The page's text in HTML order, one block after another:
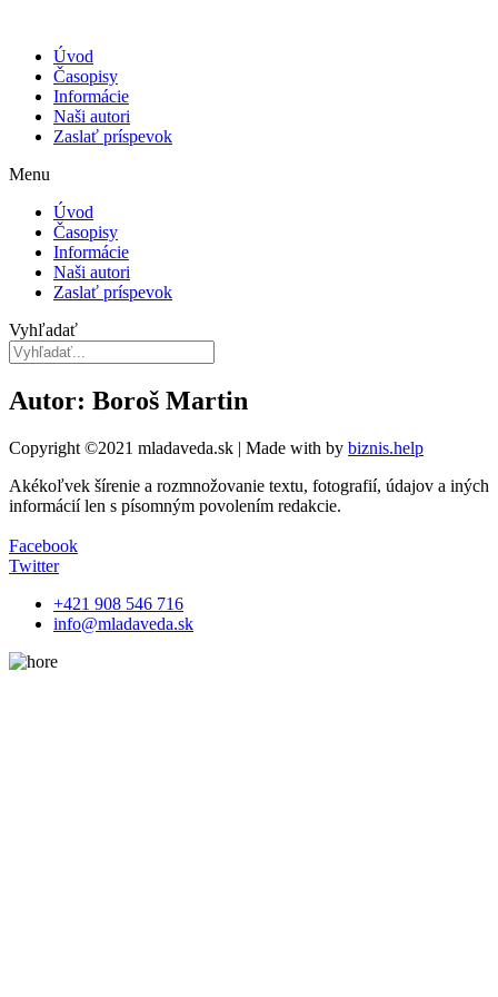
Úvod
Časopisy
Informácie
Naši autori
Zaslať príspevok
Menu
Úvod
Časopisy
Informácie
Naši autori
Zaslať príspevok
Vyhľadať
Autor: Boroš Martin
Copyright ©2021 mladaveda.sk | Made with by biznis.help
Akékoľvek šírenie a rozmnožovanie textu, fotografií, údajov a iných
informácií len s písomným povolením redakcie.
Facebook
Twitter
+421 908 546 716
info@mladaveda.sk